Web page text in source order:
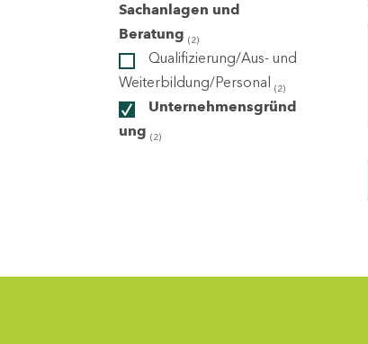
Sachanlagen und
Beratung (2)
Qualifizierung/Aus- und
Weiterbildung/Personal (2)
Unternehmensgründ
ung (2)